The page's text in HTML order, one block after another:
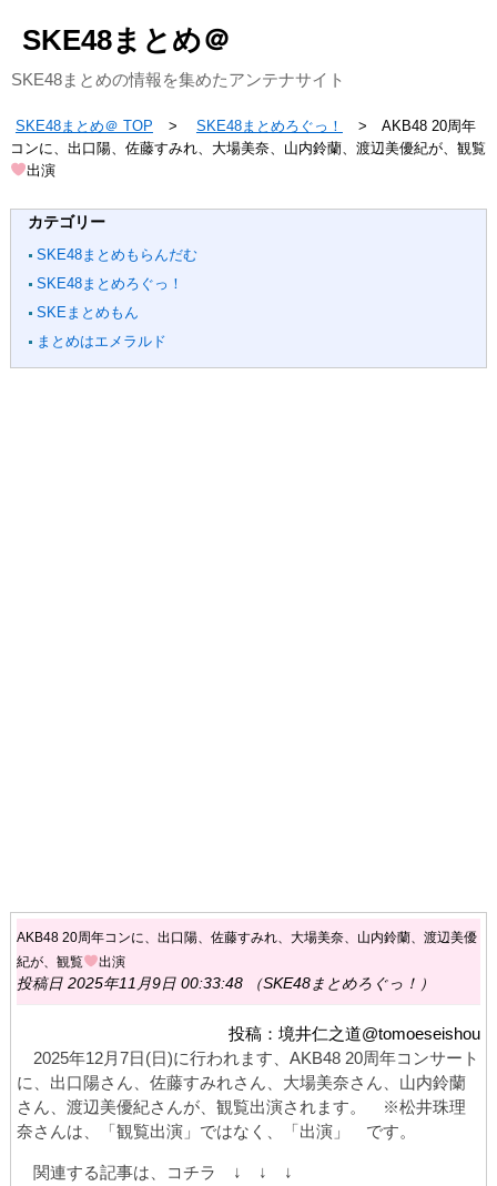
SKE48まとめ＠
SKE48まとめの情報を集めたアンテナサイト
SKE48まとめ＠ TOP SKE48まとめろぐっ！
AKB48 20周年
コンに、出口陽、佐藤すみれ、大場美奈、山内鈴蘭、渡辺美優紀が、観覧
出演
カテゴリー
SKE48まとめもらんだむ
SKE48まとめろぐっ！
SKEまとめもん
まとめはエメラルド
AKB48 20周年コンに、出口陽、佐藤すみれ、大場美奈、山内鈴蘭、渡辺美優
紀が、観覧
出演
投稿日 2025年11月9日 00:33:48 （SKE48まとめろぐっ！）
投稿：境井仁之道@tomoeseishou
2025年12月7日(日)に行われます、AKB48 20周年コンサート
に、出口陽さん、佐藤すみれさん、大場美奈さん、山内鈴蘭
さん、渡辺美優紀さんが、観覧出演されます。 ※松井珠理
奈さんは、「観覧出演」ではなく、「出演」 です。
関連する記事は、コチラ ↓ ↓ ↓